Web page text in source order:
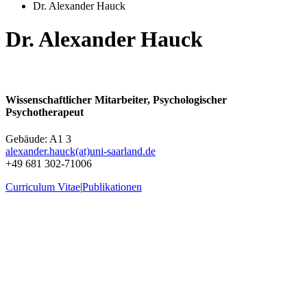
Dr. Alexander Hauck
Dr. Alexander Hauck
Wissenschaftlicher Mitarbeiter, Psychologischer
Psychotherapeut
Gebäude: A1 3
alexander.hauck(at)uni-saarland.de
+49 681 302-71006
Curriculum Vitae|Publikationen